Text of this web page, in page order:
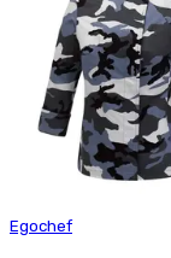
Egochef